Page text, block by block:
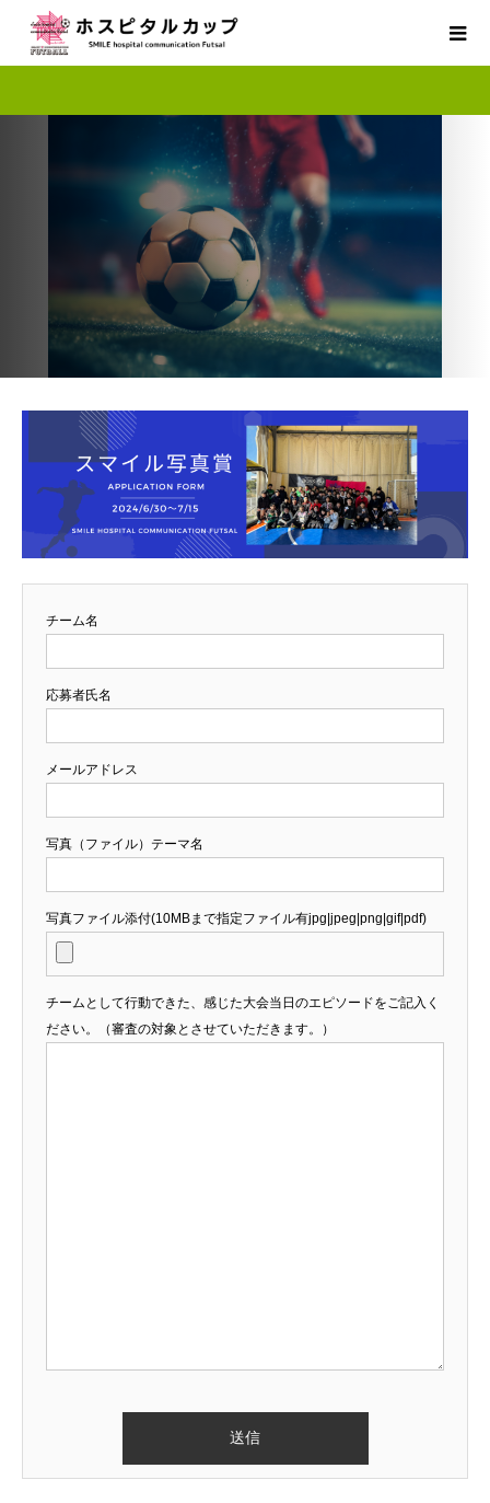
チーム名
応募者氏名
メールアドレス
写真（ファイル）テーマ名
写真ファイル添付(10MBまで指定ファイル有jpg|jpeg|png|gif|pdf)
チームとして行動できた、感じた大会当日のエピソードをご記入く
ださい。（審査の対象とさせていただきます。）